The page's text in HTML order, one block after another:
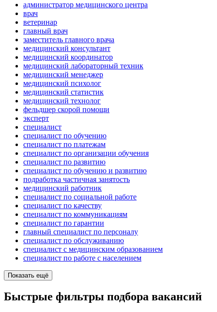
администратор медицинского центра
врач
ветеринар
главный врач
заместитель главного врача
медицинский консультант
медицинский координатор
медицинский лабораторный техник
медицинский менеджер
медицинский психолог
медицинский статистик
медицинский технолог
фельдшер скорой помощи
эксперт
специалист
специалист по обучению
специалист по платежам
специалист по организации обучения
специалист по развитию
специалист по обучению и развитию
подработка частичная занятость
медицинский работник
специалист по социальной работе
специалист по качеству
специалист по коммуникациям
специалист по гарантии
главный специалист по персоналу
специалист по обслуживанию
специалист с медицинским образованием
специалист по работе с населением
Показать ещё
Быстрые фильтры подбора вакансий